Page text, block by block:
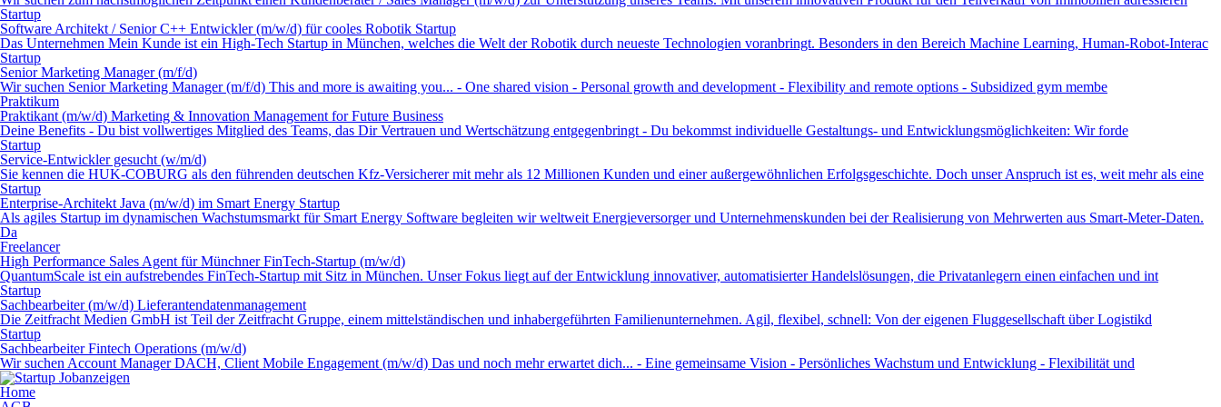
Startup
Software Architekt / Senior C++ Entwickler (m/w/d) für cooles Robotik Startup
Das Unternehmen Mein Kunde ist ein High-Tech Startup in München, welches die Welt der Robotik durch neueste Technologien voranbringt. Besonders in den Bereich Machine Learning, Human-Robot-Interac
Startup
Senior Marketing Manager (m/f/d)
Wir suchen Senior Marketing Manager (m/f/d) This and more is awaiting you... - One shared vision - Personal growth and development - Flexibility and remote options - Subsidized gym membe
Praktikum
Praktikant (m/w/d) Marketing & Innovation Management for Future Business
Deine Benefits - Du bist vollwertiges Mitglied des Teams, das Dir Vertrauen und Wertschätzung entgegenbringt - Du bekommst individuelle Gestaltungs- und Entwicklungsmöglichkeiten: Wir forde
Startup
Service-Entwickler gesucht (w/m/d)
Sie kennen die HUK-COBURG als den führenden deutschen Kfz-Versicherer mit mehr als 12 Millionen Kunden und einer außergewöhnlichen Erfolgsgeschichte. Doch unser Anspruch ist es, weit mehr als eine
Startup
Enterprise-Architekt Java (m/w/d) im Smart Energy Startup
Als agiles Startup im dynamischen Wachstumsmarkt für Smart Energy Software begleiten wir weltweit Energieversorger und Unternehmenskunden bei der Realisierung von Mehrwerten aus Smart-Meter-Daten.
Da
Freelancer
High Performance Sales Agent für Münchner FinTech-Startup (m/w/d)
QuantumScale ist ein aufstrebendes FinTech-Startup mit Sitz in München. Unser Fokus liegt auf der Entwicklung innovativer, automatisierter Handelslösungen, die Privatanlegern einen einfachen und int
Startup
Sachbearbeiter (m/w/d) Lieferantendatenmanagement
Die Zeitfracht Medien GmbH ist Teil der Zeitfracht Gruppe, einem mittelständischen und inhabergeführten Familienunternehmen. Agil, flexibel, schnell: Von der eigenen Fluggesellschaft über Logistikd
Startup
Sachbearbeiter Fintech Operations (m/w/d)
Wir suchen Account Manager DACH, Client Mobile Engagement (m/w/d) Das und noch mehr erwartet dich... - Eine gemeinsame Vision - Persönliches Wachstum und Entwicklung - Flexibilität und
Home